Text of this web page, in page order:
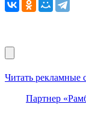
Читать рекламные
Партнер